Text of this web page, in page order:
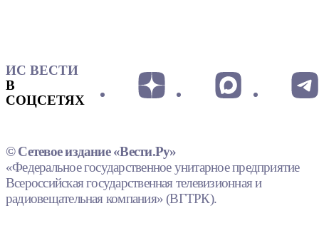
ИС ВЕСТИ
В
СОЦСЕТЯХ
© Сетевое издание «Вести.Ру»
«Федеральное государственное унитарное предприятие
Всероссийская государственная телевизионная и
радиовещательная компания» (ВГТРК).